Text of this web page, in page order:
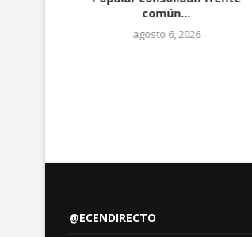
común...
agosto 6, 2026
@ECENDIRECTO